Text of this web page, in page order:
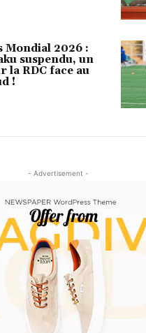
2026 :
suspendu, un
la RDC face au
!
- Advertisement -